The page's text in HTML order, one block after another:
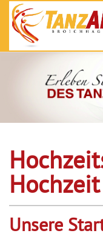
Hochzeit
Unsere